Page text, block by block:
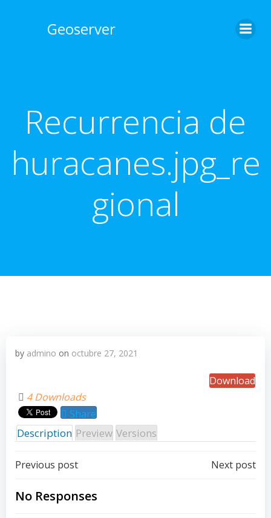
Geoserver
Recurrencia de
huracanes.jpg_re
gional
by admino on octubre 27, 2021
Download
4 Downloads
Share
Description Preview Versions
Post
navigation
Previous post Next post
No Responses